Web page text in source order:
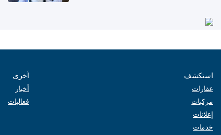
استكشف
عقارات
مركبات
إعلانات
خدمات
أخرى
أخبار
فعاليات